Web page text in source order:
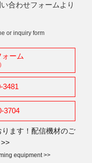
合わせフォームより
or inquiry form
ーム
3704
ます！配信機材のご
equipment >>